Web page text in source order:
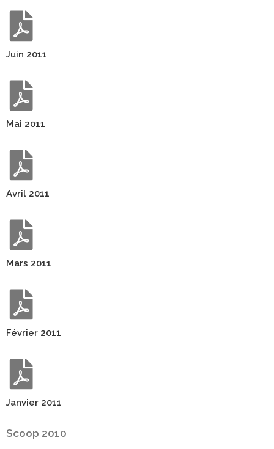
Juin 2011
Mai 2011
Avril 2011
Mars 2011
Février 2011
Janvier 2011
Scoop 2010